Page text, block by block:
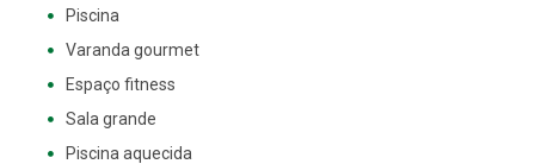
Piscina
Varanda gourmet
Espaço fitness
Sala grande
Piscina aquecida